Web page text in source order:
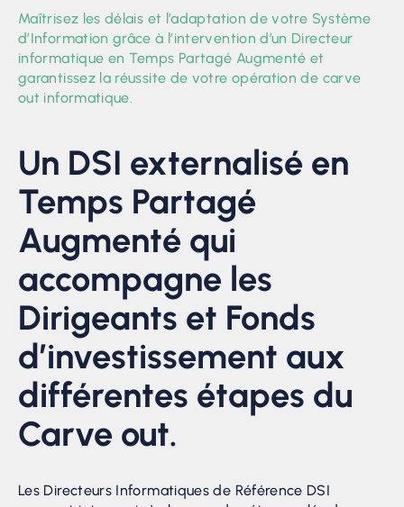
Maîtrisez les délais et l’adaptation de votre Système
d’Information grâce à l’intervention d’un Directeur
informatique en Temps Partagé Augmenté et
garantissez la réussite de votre opération de carve
out informatique.
Un DSI externalisé en
Temps Partagé
Augmenté qui
accompagne les
Dirigeants et Fonds
d’investissement aux
différentes étapes du
Carve out.
Les Directeurs Informatiques de Référence DSI